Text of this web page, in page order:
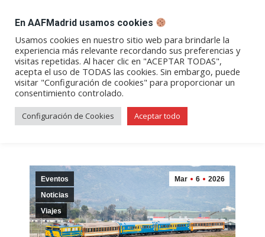
Abrir
enlace
en
una
ventana/pestaña
Abrir
enlace
en
una
ventana/pestaña
Abrir
enlace
en
una
ventana/pestaña
Abrir
enlace
en
una
Abrir
enlace
en
una
«Expreso del Alto Jabalón» |
Viaje a Valdepeñas
Mar 6 2026
Eventos
Noticias
Viajes
En AAFMadrid usamos cookies
Usamos cookies en nuestro sitio web para brindarle la
experiencia más relevante recordando sus preferencias y
visitas repetidas. Al hacer clic en "ACEPTAR TODAS",
acepta el uso de TODAS las cookies. Sin embargo, puede
visitar "Configuración de cookies" para proporcionar un
consentimiento controlado.
Configuración de Cookies Aceptar todo